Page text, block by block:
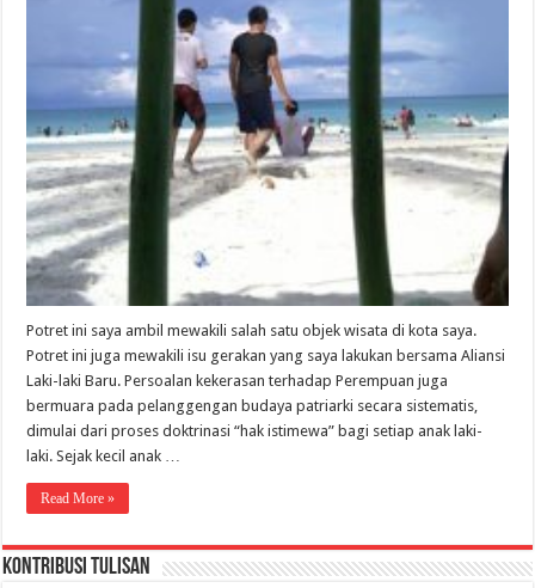
Potret ini saya ambil mewakili salah satu objek wisata di kota saya.
Potret ini juga mewakili isu gerakan yang saya lakukan bersama Aliansi
Laki-laki Baru. Persoalan kekerasan terhadap Perempuan juga
bermuara pada pelanggengan budaya patriarki secara sistematis,
dimulai dari proses doktrinasi “hak istimewa” bagi setiap anak laki-
laki. Sejak kecil anak …
Read More »
Kontribusi Tulisan